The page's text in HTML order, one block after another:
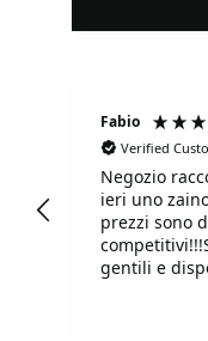
Fabio
Verified
Negozio
ieri uno
prezzi sono
gentili e